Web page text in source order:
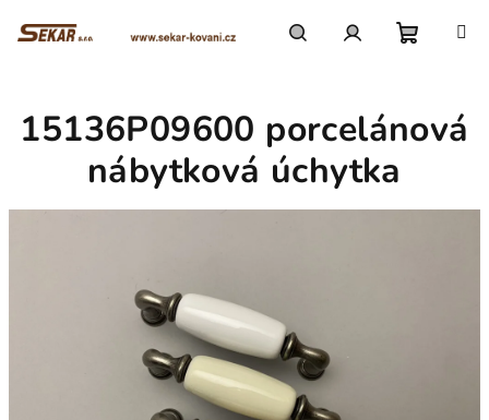
košík
15136P09600 porcelánová
nábytková úchytka